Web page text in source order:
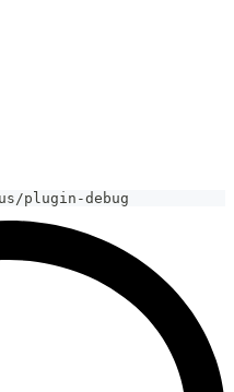
plugin-debug